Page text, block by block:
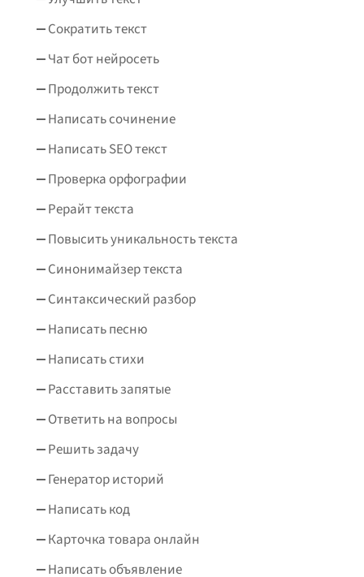
Сократить текст
Чат бот нейросеть
Продолжить текст
Написать сочинение
Написать SEO текст
Проверка орфографии
Рерайт текста
Повысить уникальность текста
Синонимайзер текста
Синтаксический разбор
Написать песню
Написать стихи
Расставить запятые
Ответить на вопросы
Решить задачу
Генератор историй
Написать код
Карточка товара онлайн
Написать объявление